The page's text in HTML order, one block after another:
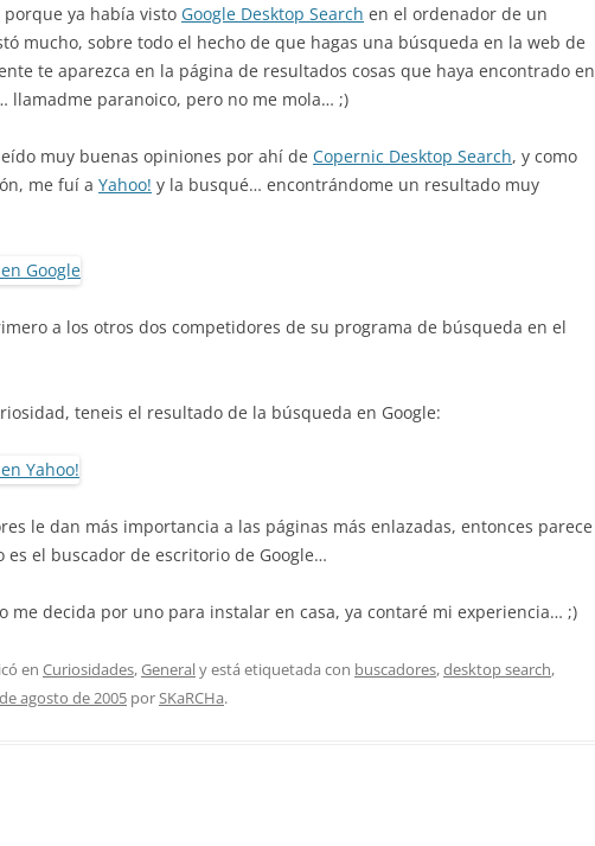
porque ya había visto Google Desktop Search en el ordenador de un
mucho, sobre todo el hecho de que hagas una búsqueda en la web de
te aparezca en la página de resultados cosas que haya encontrado en
paranoico, pero no me mola… ;)
muy buenas opiniones por ahí de Copernic Desktop Search, y como
me fuí a Yahoo! y la busqué… encontrándome un resultado muy
a los otros dos competidores de su programa de búsqueda en el
teneis el resultado de la búsqueda en Google:
le dan más importancia a las páginas más enlazadas, entonces parece
es el buscador de escritorio de Google…
me decida por uno para instalar en casa, ya contaré mi experiencia… ;)
en Curiosidades,Generaly está etiquetada con buscadores,desktop search,
agosto de 2005 porSKaRCHa.